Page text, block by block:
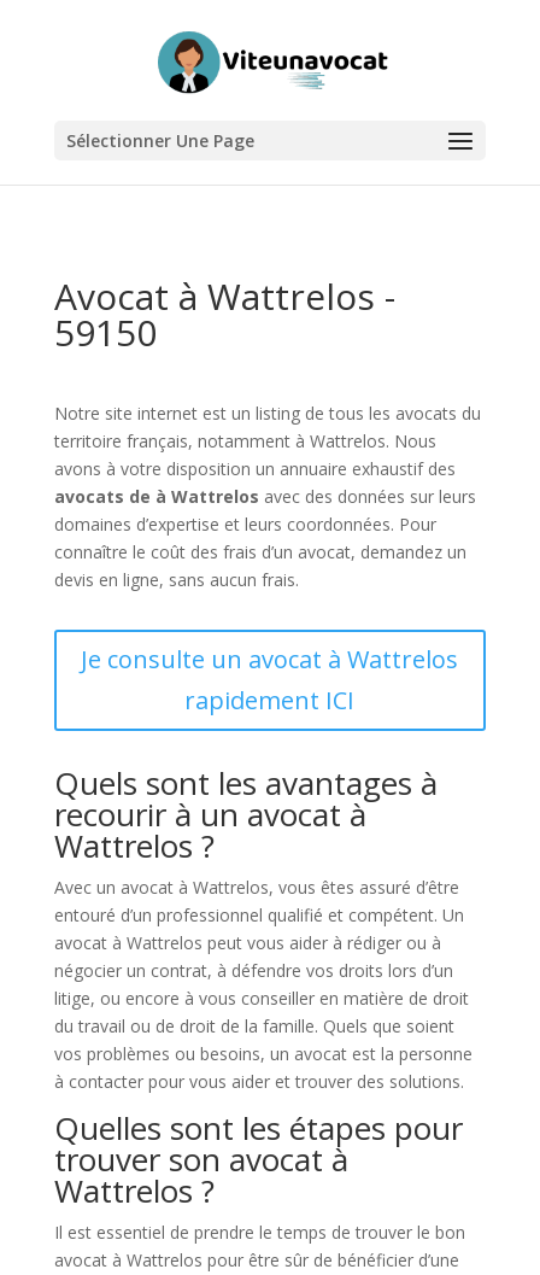
Sélectionner Une Page
Avocat à Wattrelos -
59150
Notre site internet est un listing de tous les avocats du
territoire français, notamment à Wattrelos. Nous
avons à votre disposition un annuaire exhaustif des
avocats de à Wattrelos avec des données sur leurs
domaines d’expertise et leurs coordonnées. Pour
connaître le coût des frais d’un avocat, demandez un
devis en ligne, sans aucun frais.
Je consulte un avocat à Wattrelos
rapidement ICI
Quels sont les avantages à
recourir à un avocat à
Wattrelos ?
Avec un avocat à Wattrelos, vous êtes assuré d’être
entouré d’un professionnel qualifié et compétent. Un
avocat à Wattrelos peut vous aider à rédiger ou à
négocier un contrat, à défendre vos droits lors d’un
litige, ou encore à vous conseiller en matière de droit
du travail ou de droit de la famille. Quels que soient
vos problèmes ou besoins, un avocat est la personne
à contacter pour vous aider et trouver des solutions.
Quelles sont les étapes pour
trouver son avocat à
Wattrelos ?
Il est essentiel de prendre le temps de trouver le bon
avocat à Wattrelos pour être sûr de bénéficier d’une